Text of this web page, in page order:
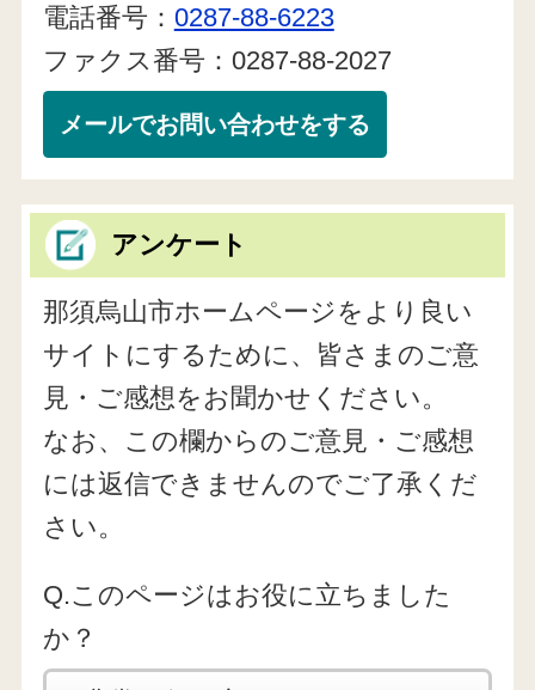
電話番号： 0287-88-6223
ファクス番号：0287-88-2027
メールでお問い合わせをする
アンケート
那須烏山市ホームページをより良い
サイトにするために、皆さまのご意
見・ご感想をお聞かせください。
なお、この欄からのご意見・ご感想
には返信できませんのでご了承くだ
さい。
Q.このページはお役に立ちました
か？